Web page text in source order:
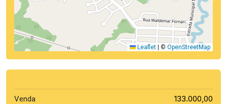
Leaflet © OpenStreetMap
Venda 133.000,00